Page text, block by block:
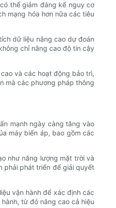
thể giảm đáng kể nguy cơ
mạng hóa hơn nữa các tiêu
dữ liệu nâng cao dự đoán
chỉ nâng cao độ tin cậy
và các hoạt động bảo trì,
mà các phương pháp thông
mạnh ngày càng tăng vào
máy biến áp, bao gồm các
như năng lượng mặt trời và
phải phát triển để giải quyết
vận hành để xác định các
từ đó nâng cao cả hiệu